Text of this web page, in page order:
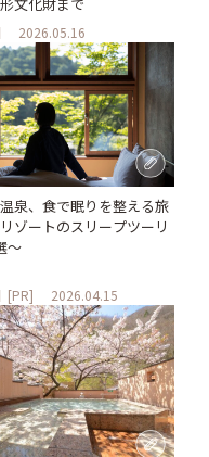
文化財まで
2026.05.16
泉、食で眠りを整える旅
ゾートのスリープツーリ
～
[PR] 2026.04.15